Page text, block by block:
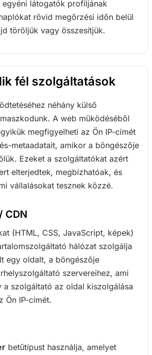
egyéni látogatók profiljának
rövid megőrzési időn belül
töröljük vagy összesítjük.
fél szolgáltatások
néhány külső
A web működéséből
megfigyelheti az Ön IP-címét
metaadatait, amikor a böngészője
Ezeket a szolgáltatókat azért
elterjedtek, megbízhatóak, és
vállalásokat tesznek közzé.
CDN
(HTML, CSS, JavaScript, képek)
hálózat szolgálja
egy oldalt, a böngészője
szervereihez, ami
a szolgáltató az oldal kiszolgálása
Ön IP-címét.
betűtípust használja, amelyet